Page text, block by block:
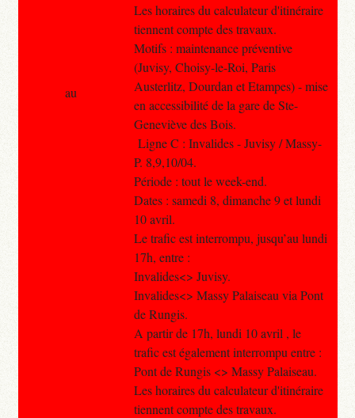
Les horaires du calculateur d'itinéraire
tiennent compte des travaux.
Motifs : maintenance préventive
(Juvisy, Choisy-le-Roi, Paris
Austerlitz, Dourdan et Etampes) - mise
en accessibilité de la gare de Ste-
Geneviève des Bois.
Ligne C : Invalides - Juvisy / Massy-
P. 8,9,10/04.
Période : tout le week-end.
Dates : samedi 8, dimanche 9 et lundi
10 avril.
Le trafic est interrompu, jusqu’au lundi
17h, entre :
Invalides<> Juvisy.
Invalides<> Massy Palaiseau via Pont
de Rungis.
A partir de 17h, lundi 10 avril , le
trafic est également interrompu entre :
Pont de Rungis <> Massy Palaiseau.
Les horaires du calculateur d'itinéraire
tiennent compte des travaux.
au